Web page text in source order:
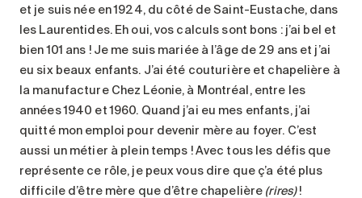
et je suis née en 1924, du côté de Saint-Eustache, dans
les Laurentides. Eh oui, vos calculs sont bons : j’ai bel et
bien 101 ans ! Je me suis mariée à l’âge de 29 ans et j’ai
eu six beaux enfants. J’ai été couturière et chapelière à
la manufacture Chez Léonie, à Montréal, entre les
années 1940 et 1960. Quand j’ai eu mes enfants, j’ai
quitté mon emploi pour devenir mère au foyer. C’est
aussi un métier à plein temps ! Avec tous les défis que
représente ce rôle, je peux vous dire que ç’a été plus
difficile d’être mère que d’être chapelière (rires)!